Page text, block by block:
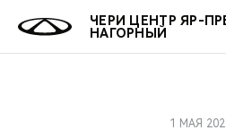
ЧЕРИ ЦЕНТР ЯР-
НАГОРНЫЙ
МИРАКЦИИ
ОНЛАЙН
О1 МАЯ